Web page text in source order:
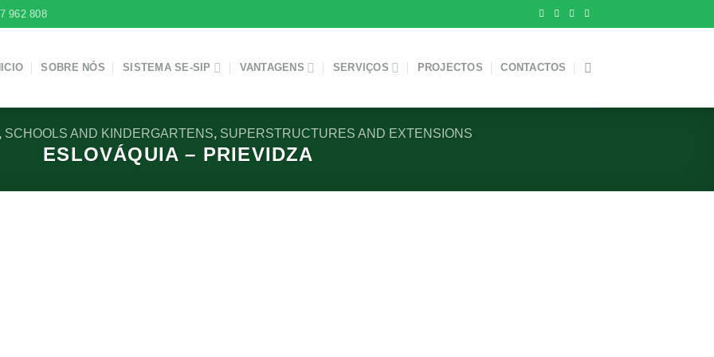
962 808
SOBRE NÓS SISTEMA SE-SIP VANTAGENS SERVIÇOS PROJECTOS CONTACTOS
, SCHOOLS AND KINDERGARTENS, SUPERSTRUCTURES AND EXTENSIONS
ESLOVÁQUIA – PRIEVIDZA